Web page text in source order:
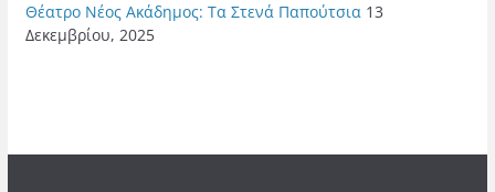
Θέατρο Νέος Ακάδημος: Τα Στενά Παπούτσια 13
Δεκεμβρίου, 2025